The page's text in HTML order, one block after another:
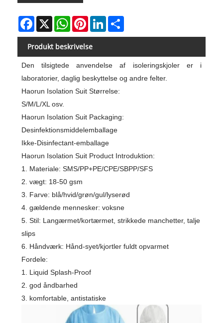
Facebook
X WhatsAppPinterestLinkedIn
Produkt beskrivelse
Den tilsigtede anvendelse af isoleringskjoler er i
laboratorier, daglig beskyttelse og andre felter.
Haorun Isolation Suit Størrelse:
S/M/L/XL osv.
Haorun Isolation Suit Packaging:
Desinfektionsmiddelemballage
Ikke-Disinfectant-emballage
Haorun Isolation Suit Product Introduktion:
1. Materiale: SMS/PP+PE/CPE/SBPP/SFS
2. vægt: 18-50 gsm
3. Farve: blå/hvid/grøn/gul/lyserød
4. gældende mennesker: voksne
5. Stil: Langærmet/kortærmet, strikkede manchetter, talje
slips
6. Håndværk: Hånd-syet/kjortler fuldt opvarmet
Fordele:
1. Liquid Splash-Proof
2. god åndbarhed
3. komfortable, antistatiske